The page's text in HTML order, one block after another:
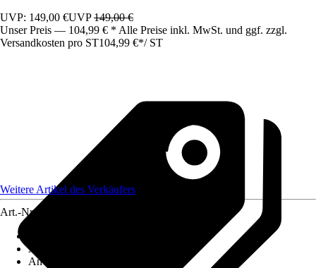
UVP: 149,00 €UVP149,00 €
Unser Preis — 104,99 € * Alle Preise inkl. MwSt. und ggf. zzgl.
Versandkosten pro ST104,99 €*/ ST
Weitere Artikel des Verkäufers
Art.-Nr.
Anwendung
Anwendungsbereich